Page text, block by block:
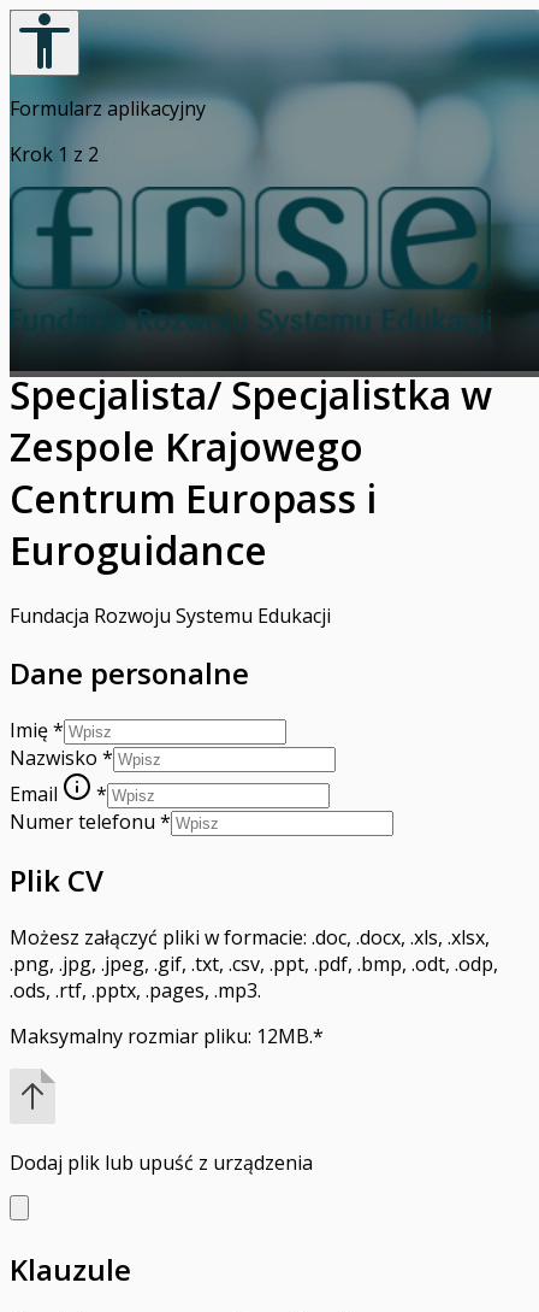
Formularz aplikacyjny
Krok 1 z 2
Specjalista/ Specjalistka w
Zespole Krajowego
Centrum Europass i
Euroguidance
Fundacja Rozwoju Systemu Edukacji
Dane personalne
Imię*
Nazwisko *
Email
*
Numer telefonu *
Plik CV
Możesz załączyć pliki w formacie: .doc, .docx, .xls, .xlsx,
.png, .jpg, .jpeg, .gif, .txt, .csv, .ppt, .pdf, .bmp, .odt, .odp,
.ods, .rtf, .pptx, .pages, .mp3.
Maksymalny rozmiar pliku: 12MB.*
Dodaj plik lub upuść z urządzenia
Klauzule